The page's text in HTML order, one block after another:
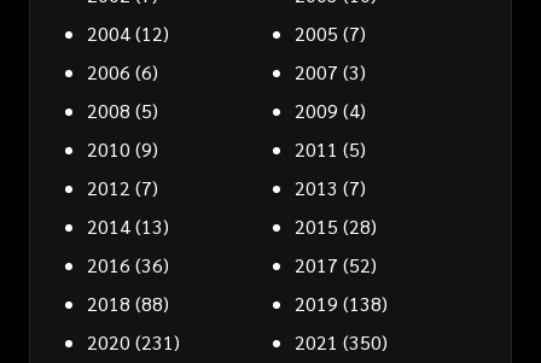
2004(12) 2005 (7)
2006 (6) 2007 (3)
2008 (5) 2009 (4)
2010 (9) 2011 (5)
2012 (7) 2013 (7)
2014(13) 2015 (28)
2016 (36) 2017 (52)
2018 (88) 2019 (138)
2020 (231) 2021 (350)